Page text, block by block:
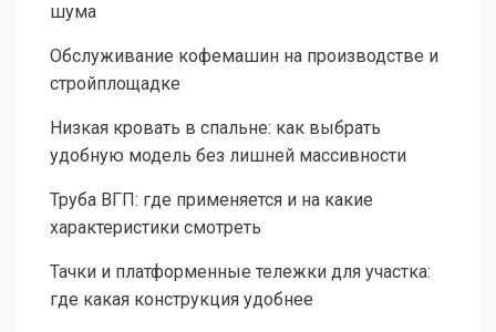
шума
Обслуживание кофемашин на производстве и
стройплощадке
Низкая кровать в спальне: как выбрать
удобную модель без лишней массивности
Труба ВГП: где применяется и на какие
характеристики смотреть
Тачки и платформенные тележки для участка:
где какая конструкция удобнее